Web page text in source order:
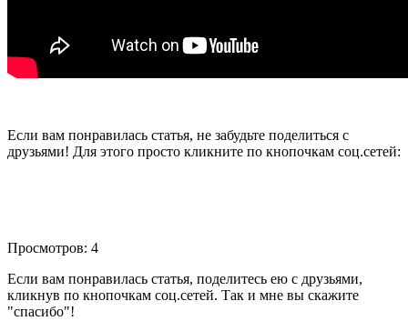
Если вам понравилась статья, не забудьте поделиться с
друзьями! Для этого просто кликните по кнопочкам соц.сетей:
Просмотров: 4
Если вам понравилась статья, поделитесь ею с друзьями,
кликнув по кнопочкам соц.сетей. Так и мне вы скажите
"спасибо"!